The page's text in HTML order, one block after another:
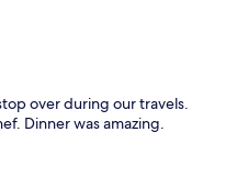
over during our travels.
Dinner was amazing.